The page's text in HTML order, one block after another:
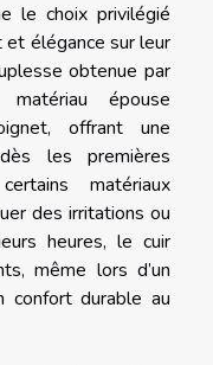
le choix privilégié
élégance sur leur
obtenue par
épouse
offrant une
les premières
matériaux
des irritations ou
heures, le cuir
même lors d’un
confort durable au